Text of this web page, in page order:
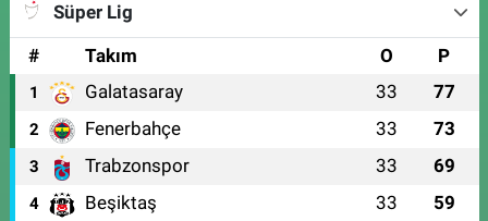
Süper Lig
#
Takım O P
1 Galatasaray 33 77
2 Fenerbahçe 33 73
3 Trabzonspor 33 69
4 Beşiktaş 33 59